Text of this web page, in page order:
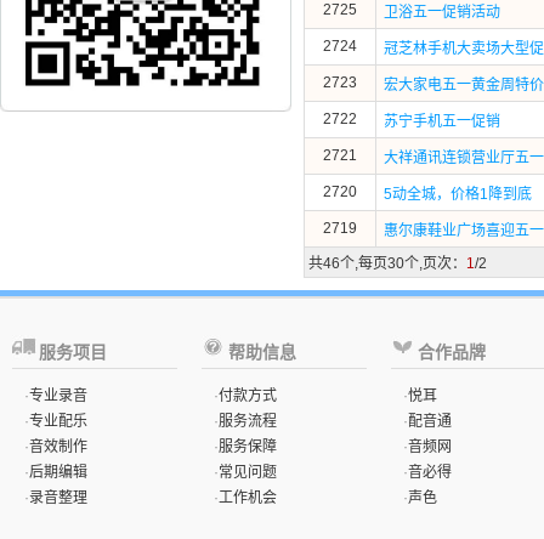
2725
卫浴五一促销活动
2724
冠芝林手机大卖场大型
2723
宏大家电五一黄金周特
2722
苏宁手机五一促销
2721
大祥通讯连锁营业厅五
2720
5动全城，价格1降到底
2719
惠尔康鞋业广场喜迎五一
共46个,每页30个,页次： 1/2
服务项目
·专业录音
·专业配乐
·音效制作
·后期编辑
·录音整理
帮助信息
·付款方式
·服务流程
·服务保障
·常见问题
·工作机会
合作品牌
·悦耳
·配音通
·音频网
·音必得
·声色